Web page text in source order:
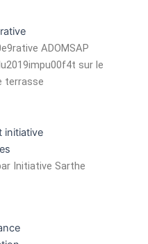
ADOMSAP
sur le
terrasse
Initiative Sarthe